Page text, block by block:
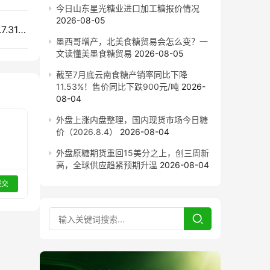
盘面继续小幅下跌 今日全国各地现货糖价（2026.7.31）
今日山东星光糖业进口加工糖报价情况
2026-08-05
墨西哥增产，北美食糖贸易会怎么变？一
文读懂美墨食糖贸易 2026-08-05
截至7月底云南食糖产销率同比下降
11.53%！售价同比下跌900元/吨 2026-
08-04
外盘上涨内盘整理，国内现货市场今日糖
价（2026.8.4）
2026-08-04
外盘原糖期货重回15美分之上，创三周新
高，全球供应趋紧预期升温 2026-08-04